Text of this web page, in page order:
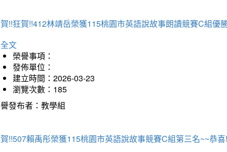
!!狂賀!!412林靖岳榮獲115桃園市英語說故事朗讀競賽C組優
文
榮譽事項：
發佈單位：
建立時間：2026-03-23
瀏覽次數：185
發布者：教學組
!!507賴禹彤榮獲115桃園市英語說故事競賽C組第三名~~恭喜